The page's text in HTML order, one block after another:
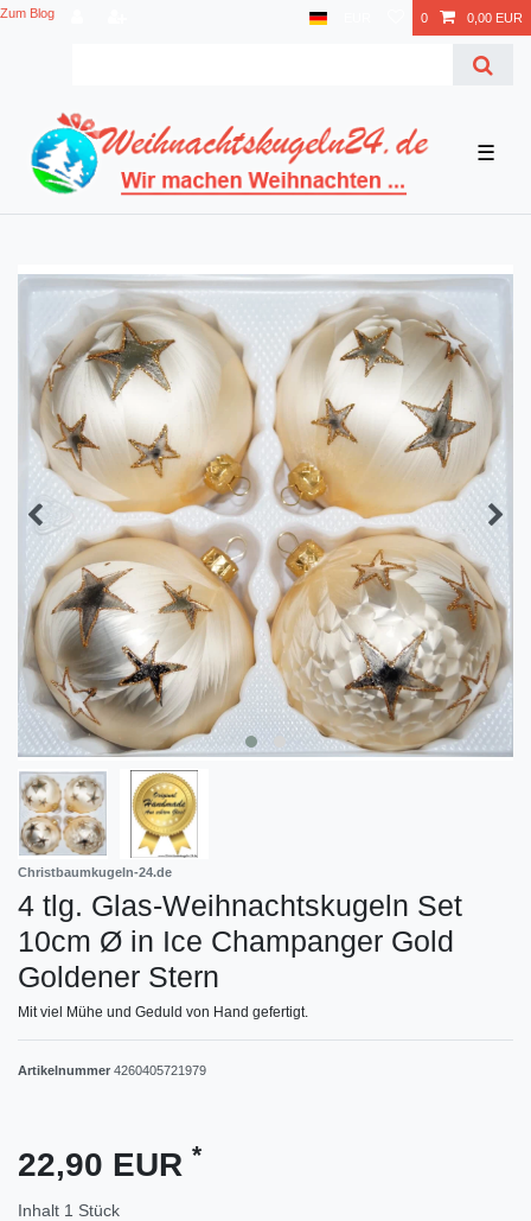
Zum Blog 0 0,00 EUR
☰
Christbaumkugeln-24.de
4 tlg. Glas-Weihnachtskugeln Set
10cm Ø in Ice Champanger Gold
Goldener Stern
Mit viel Mühe und Geduld von Hand gefertigt.
Artikelnummer 4260405721979
22,90 EUR *
Inhalt 1 Stück